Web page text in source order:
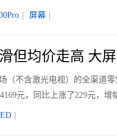
屏幕
但均价走高 大
（不含激光电视）的全渠道
元，同比上涨了229元，增